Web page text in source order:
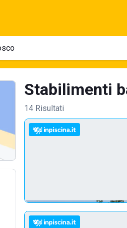
Stabilimenti
14 Risultati